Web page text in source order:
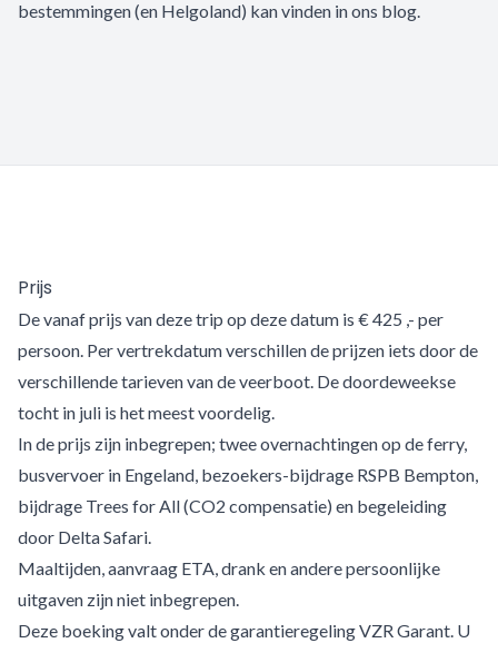
bestemmingen (en Helgoland) kan vinden inons blog.
Prijs
De vanaf prijs van deze trip op deze datum is € 425 ,- per
persoon. Per vertrekdatum verschillen de prijzen iets door de
verschillende tarieven van de veerboot. De doordeweekse
tocht in juli is het meest voordelig.
In de prijs zijn inbegrepen; twee overnachtingen op de ferry,
busvervoer in Engeland, bezoekers-bijdrage RSPB Bempton,
bijdrage Trees for All (CO2 compensatie) en begeleiding
door Delta Safari.
Maaltijden, aanvraag ETA, drank en andere persoonlijke
uitgaven zijn niet inbegrepen.
Deze boeking valt onder de garantieregeling VZR Garant. U